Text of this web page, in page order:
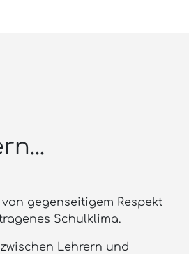
gegenseitigem Respekt
Schulklima.
Lehrern und